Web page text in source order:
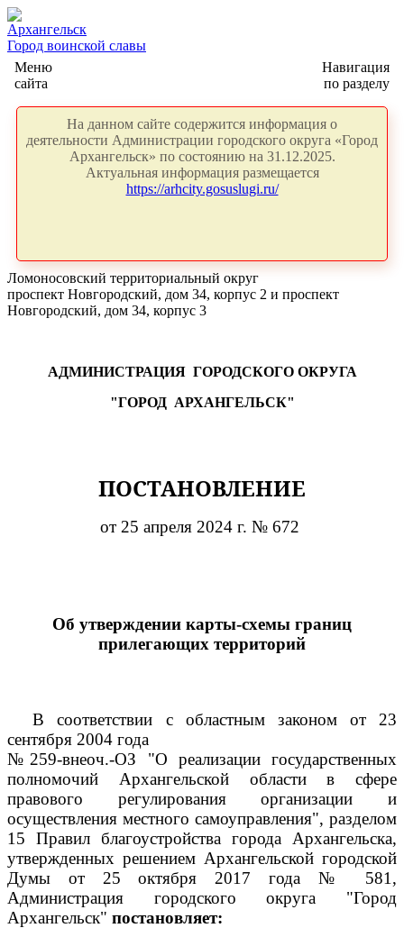
Архангельск
Город воинской славы
Меню
сайта
Навигация
по разделу
На данном сайте содержится информация о
деятельности Администрации городского округа «Город
Архангельск» по состоянию на 31.12.2025.
Актуальная информация размещается
https://arhcity.gosuslugi.ru/
Ломоносовский территориальный округ
проспект Новгородский, дом 34, корпус 2 и проспект
Новгородский, дом 34, корпус 3
АДМИНИСТРАЦИЯ ГОРОДСКОГО ОКРУГА
"ГОРОД АРХАНГЕЛЬСК"
ПОСТАНОВЛЕНИЕ
от 25 апреля 2024 г. № 672
Об утверждении карты-схемы границ
прилегающих территорий
В соответствии с областным законом от 23
сентября 2004 года
№259-внеоч.-ОЗ "О реализации государственных
полномочий Архангельской области в сфере
правового регулирования организации и
осуществления местного самоуправления", разделом
15 Правил благоустройства города Архангельска,
утвержденных решением Архангельской городской
Думы от 25 октября 2017 года № 581,
Администрация городского округа "Город
Архангельск" постановляет: